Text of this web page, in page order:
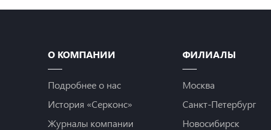
О КОМПАНИИ
Подробнее о нас
История «Серконс»
Журналы компании
ФИЛИАЛЫ
Москва
Санкт-Петербург
Новосибирск